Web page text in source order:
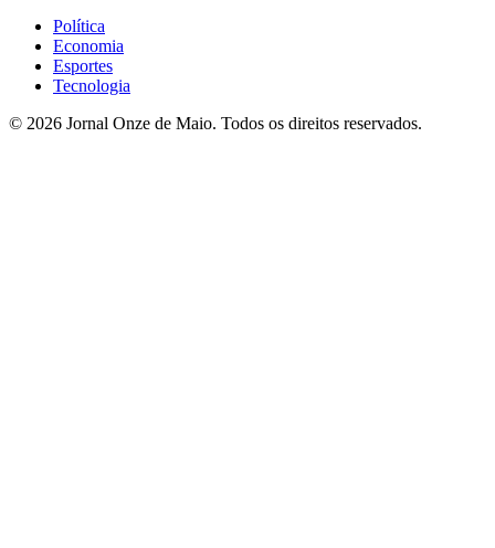
Política
Economia
Esportes
Tecnologia
© 2026 Jornal Onze de Maio. Todos os direitos reservados.